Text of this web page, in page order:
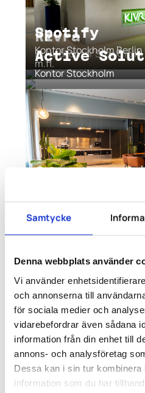
Samtycke
Denna webbplats använder
Vi använder
och annonserna till
för sociala medier och
vidarebefordrar även sådana
information från din enhet till
annons- och analysföretag
Dessa kan i sin tur kombinera
information som du har
Kivra
Huvudkontor Stockholm
Spotify
Kontor Stockholm
m.fl.
Active
Kontor Stockholm
E14
Kontor Engelbrektsgatan
Sopra Steria
Colly